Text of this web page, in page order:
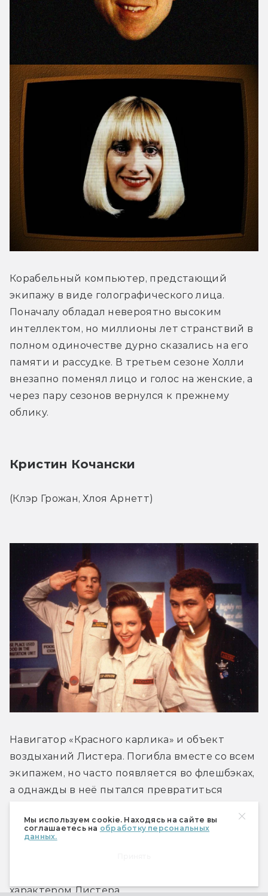
Мы используем cookie. Находясь на сайте вы
соглашаетесь на обработку персональных
данных.
Корабельный компьютер, предстающий
экипажу в виде голографического лица.
Поначалу обладал невероятно высоким
интеллектом, но миллионы лет странствий в
полном одиночестве дурно сказались на его
памяти и рассудке. В третьем сезоне Холли
внезапно поменял лицо и голос на женские, а
через пару сезонов вернулся к прежнему
облику.
Кристин Кочански
(Клэр Грожан, Хлоя Арнетт)
Навигатор «Красного карлика» и объект
воздыханий Листера. Погибла вместе со всем
экипажем, но часто появляется во флешбэках,
а однажды в неё пытался превратиться
спасли Кочански из альтернативной
реальности. Девушка на время
характером Листера.